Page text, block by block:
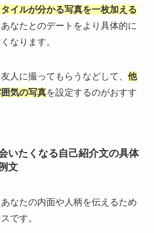
イルが分かる写真を一枚加える
なたとのデートをより具体的に
なります。
人に撮ってもらうなどして、 他
気の写真を設定するのがおすす
いたくなる自己紹介文の具体
文
なたの内面や人柄を伝えるため
です。